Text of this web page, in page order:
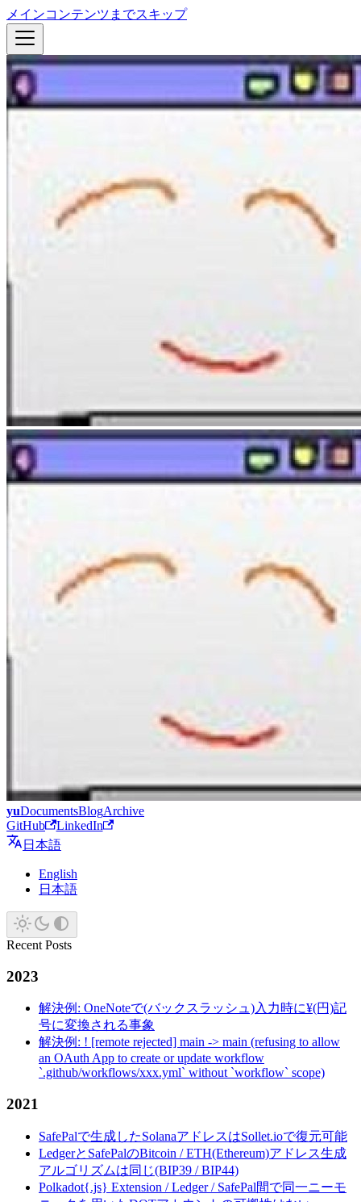
メインコンテンツまでスキップ
yuDocumentsBlogArchive
GitHub
LinkedIn
日本語
English
日本語
Recent Posts
2023
解決例: OneNoteで(バックスラッシュ)入力時に¥(円)記
号に変換される事象
解決例: ! [remote rejected] main -> main (refusing to allow
an OAuth App to create or update workflow
`.github/workflows/xxx.yml` without `workflow` scope)
2021
SafePalで生成したSolanaアドレスはSollet.ioで復元可能
LedgerとSafePalのBitcoin / ETH(Ethereum)アドレス生成
アルゴリズムは同じ(BIP39 / BIP44)
Polkadot{.js} Extension / Ledger / SafePal間で同一ニーモ